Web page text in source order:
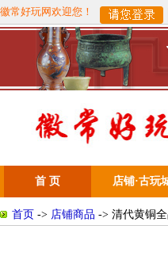
徽常好玩网欢迎您！
首 页 店铺·古玩
首页 -> 店铺商品 -> 清代黄铜